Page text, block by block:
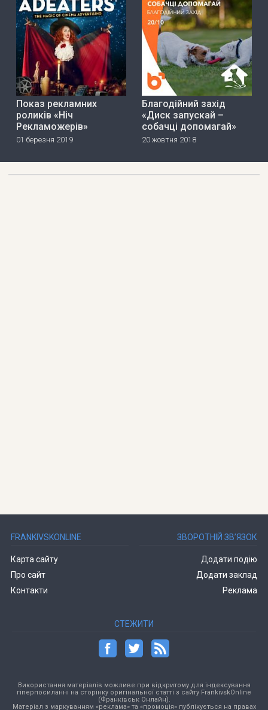
Показ рекламних
роликів «Ніч
Рекламожерів»
01 березня 2019
Благодійний захід
«Диск запускай –
собачці допомагай»
20 жовтня 2018
FRANKIVSKONLINE
Карта сайту
Про сайт
Контакти
ЗВОРОТНІЙ ЗВ’ЯЗОК
Додати подію
Додати заклад
Реклама
СТЕЖИТИ
Використання матеріалів можливе при відкритому для індексування
гіперпосиланні на сторінку оригінальної статті з сайту FrankivskOnline
(Франківськ Онлайн).
Матеріал з маркуванням «реклама» та «промоція» публікується на правах